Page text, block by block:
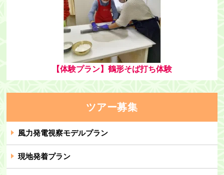
ツアー募集
風力発電視察モデルプラン
現地発着プラン
【体験プラン】鶴形そば打ち体験